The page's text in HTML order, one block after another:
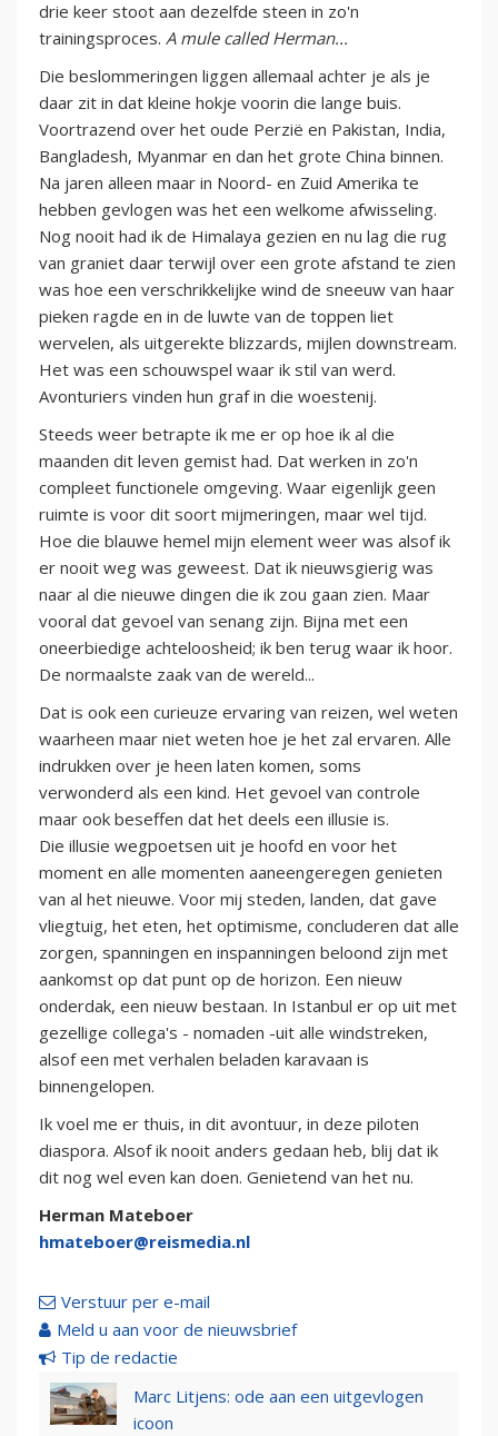
drie keer stoot aan dezelfde steen in zo'n
trainingsproces. A mule called Herman...
Die beslommeringen liggen allemaal achter je als je
daar zit in dat kleine hokje voorin die lange buis.
Voortrazend over het oude Perzië en Pakistan, India,
Bangladesh, Myanmar en dan het grote China binnen.
Na jaren alleen maar in Noord- en Zuid Amerika te
hebben gevlogen was het een welkome afwisseling.
Nog nooit had ik de Himalaya gezien en nu lag die rug
van graniet daar terwijl over een grote afstand te zien
was hoe een verschrikkelijke wind de sneeuw van haar
pieken ragde en in de luwte van de toppen liet
wervelen, als uitgerekte blizzards, mijlen downstream.
Het was een schouwspel waar ik stil van werd.
Avonturiers vinden hun graf in die woestenij.
Steeds weer betrapte ik me er op hoe ik al die
maanden dit leven gemist had. Dat werken in zo'n
compleet functionele omgeving. Waar eigenlijk geen
ruimte is voor dit soort mijmeringen, maar wel tijd.
Hoe die blauwe hemel mijn element weer was alsof ik
er nooit weg was geweest. Dat ik nieuwsgierig was
naar al die nieuwe dingen die ik zou gaan zien. Maar
vooral dat gevoel van senang zijn. Bijna met een
oneerbiedige achteloosheid; ik ben terug waar ik hoor.
De normaalste zaak van de wereld...
Dat is ook een curieuze ervaring van reizen, wel weten
waarheen maar niet weten hoe je het zal ervaren. Alle
indrukken over je heen laten komen, soms
verwonderd als een kind. Het gevoel van controle
maar ook beseffen dat het deels een illusie is.
Die illusie wegpoetsen uit je hoofd en voor het
moment en alle momenten aaneengeregen genieten
van al het nieuwe. Voor mij steden, landen, dat gave
vliegtuig, het eten, het optimisme, concluderen dat alle
zorgen, spanningen en inspanningen beloond zijn met
aankomst op dat punt op de horizon. Een nieuw
onderdak, een nieuw bestaan. In Istanbul er op uit met
gezellige collega's - nomaden -uit alle windstreken,
alsof een met verhalen beladen karavaan is
binnengelopen.
Ik voel me er thuis, in dit avontuur, in deze piloten
diaspora. Alsof ik nooit anders gedaan heb, blij dat ik
dit nog wel even kan doen. Genietend van het nu.
Herman Mateboer
hmateboer@reismedia.nl
Verstuur per e-mail
Meld u aan voor de nieuwsbrief
Tip de redactie
Marc Litjens: ode aan een uitgevlogen
icoon